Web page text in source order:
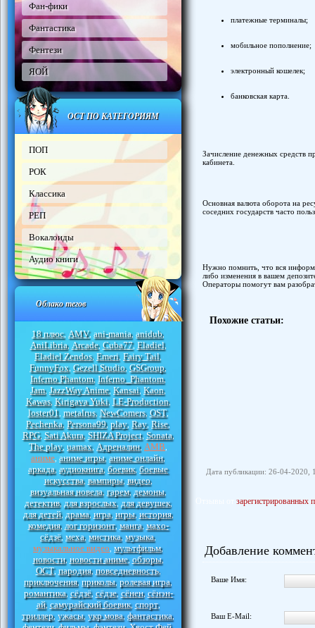
Фан-фики
Фантастика
Фентези
ЯОЙ
ОСТ ПО КАТЕГОРИЯМ
ПОП
РОК
Классика
РЕП
Вокалоиды
Аудио книги
Облако тегов
18 плюс, AMV, ani-mania, anidub,
AniLibria, Arcade, Cuba77, Eladiel,
Eladiel Zendos, Emeri, Fairy Tail,
FunnyFox, Gezell Studio, GSGroup,
Inferno Phantom, Inferno_Phantom,
Jam, JazzWay Anime, Kansai, Kaon,
Kawas, Kirigava Yuki, LE-Production,
loster01, metalrus, NewComers, OST,
Pechenka, Persona99, play, Ray, Rise,
RPG, Sati Akura, SHIZA Project, Sonata,
The play, uamax, Адреналин, АМВ
аниме аниме игры, аниме онлайн,
аркада, аудиокнига, боевик, боевые
искусства, вампиры, видео,
визуальная новела, гарем, демоны,
детектив, для взрослых, для девушек,
для детей, драма, игра, игры, история,
комедия, лог горизонт, манга, махо-
сёдзё, меха, мистика, музыка,
музыкальное видео мультфильм,
новости, новости аниме, обзоры,
ОСТ, пародия, повседневность,
приключения, приколы, ролевая игра,
романтика, сёдзё, сёдзе, сёнен, сёнэн-
ай, самурайский боевик, спорт,
триллер, ужасы, укр мова, фантастика,
платежные терминалы;
мобильное пополнение;
электронный кошелек;
банковская карта.
Зачисление денежных средств
кабинета.
Основная валюта оборота на
соседних государств часто
Нужно помнить, что вся
либо изменения в вашем
Операторы помогут вам
Похожие статьи:
Дата публикации: 26-04-2020,
зарегистрированных
Добавление
Ваше Имя:
Ваш E-Mail: